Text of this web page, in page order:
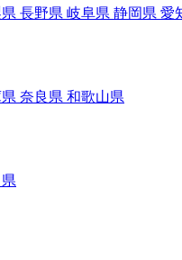
長野県 岐阜県 静岡県 愛
奈良県 和歌山県